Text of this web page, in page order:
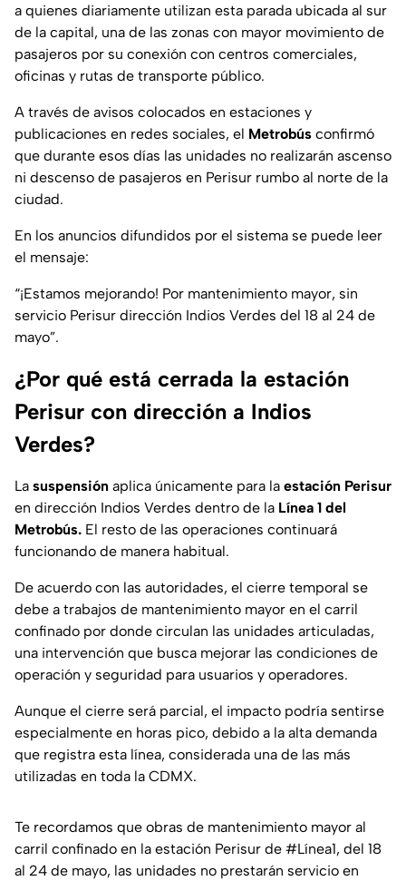
a quienes diariamente utilizan esta parada ubicada al sur
de la capital, una de las zonas con mayor movimiento de
pasajeros por su conexión con centros comerciales,
oficinas y rutas de transporte público.
A través de avisos colocados en estaciones y
publicaciones en redes sociales, el Metrobús confirmó
que durante esos días las unidades no realizarán ascenso
ni descenso de pasajeros en Perisur rumbo al norte de la
ciudad.
En los anuncios difundidos por el sistema se puede leer
el mensaje:
“¡Estamos mejorando! Por mantenimiento mayor, sin
servicio Perisur dirección Indios Verdes del 18 al 24 de
mayo”.
¿Por qué está cerrada la estación
Perisur con dirección a Indios
Verdes?
La suspensión aplica únicamente para la estación Perisur
en dirección Indios Verdes dentro de la Línea 1 del
Metrobús. El resto de las operaciones continuará
funcionando de manera habitual.
De acuerdo con las autoridades, el cierre temporal se
debe a trabajos de mantenimiento mayor en el carril
confinado por donde circulan las unidades articuladas,
una intervención que busca mejorar las condiciones de
operación y seguridad para usuarios y operadores.
Aunque el cierre será parcial, el impacto podría sentirse
especialmente en horas pico, debido a la alta demanda
que registra esta línea, considerada una de las más
utilizadas en toda la CDMX.
Te recordamos que obras de mantenimiento mayor al
carril confinado en la estación Perisur de #Línea1, del 18
al 24 de mayo, las unidades no prestarán servicio en